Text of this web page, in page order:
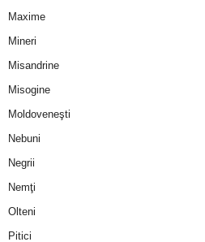
Maxime
Mineri
Misandrine
Misogine
Moldoveneşti
Nebuni
Negrii
Nemţi
Olteni
Pitici